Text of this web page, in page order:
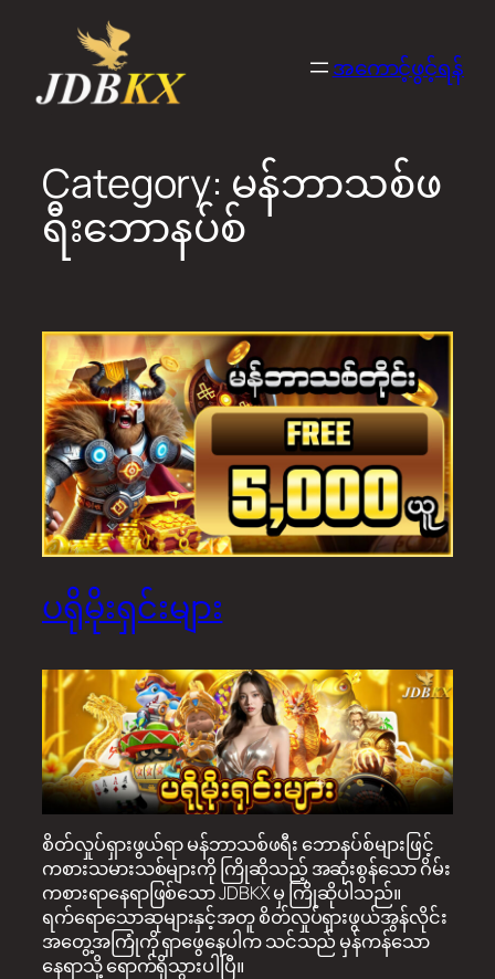
content
အကောင့်ဖွင့်ရန်
Category: မန်ဘာသစ်ဖ
ရီးဘောနပ်စ်
ပရိုမိုးရှင်းများ
စိတ်လှုပ်ရှားဖွယ်ရာ မန်ဘာသစ်ဖရီး ဘောနပ်စ်များဖြင့်
ကစားသမားသစ်များကို ကြိုဆိုသည့် အဆုံးစွန်သော ဂိမ်း
ကစားရာနေရာဖြစ်သော JDBKX မှ ကြိုဆိုပါသည်။
ရက်ရောသောဆုများနှင့်အတူ စိတ်လှုပ်ရှားဖွယ်အွန်လိုင်း
အတွေ့အကြုံကို ရှာဖွေနေပါက သင်သည် မှန်ကန်သော
နေရာသို့ ရောက်ရှိသွားပါပြီ။